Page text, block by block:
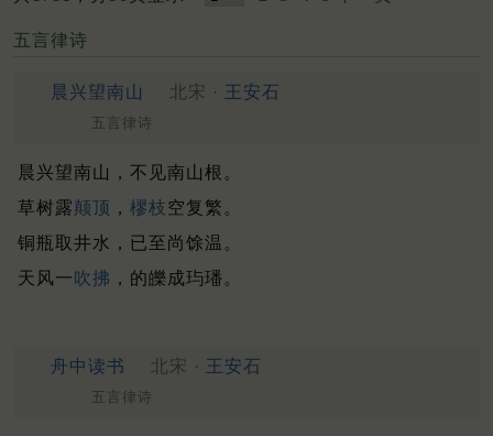
五言律诗
晨兴望南山 北宋 · 王安石
五言律诗
晨兴望南山，不见南山根。
草树露颠顶 ， 樛枝空复繁。
铜瓶取井水，已至尚馀温。
天风一吹拂 ，的皪成玙璠。
舟中读书 北宋 · 王安石
五言律诗